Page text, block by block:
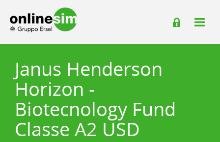
Janus Henderson
Horizon -
Biotecnology Fund
Classe A2 USD